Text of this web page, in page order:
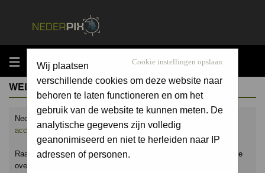
MENU Cookie instellingen opslaan
Wij plaatsen
verschillende cookies om deze website naar
behoren te laten functioneren en om het
gebruik van de website te kunnen meten. De
analytische gegevens zijn volledig
geanonimiseerd en niet te herleiden naar IP
adressen of personen.
WELCOME GUEST
Nederpix.nl is hét platform voor de natuurfotograaf.
account aanen upload ook jouw mooiste foto's.
Raak geïnspireerd door het werk van anderen en leer en praat mee
over alles wat bij natuurfotografie komt kijken!